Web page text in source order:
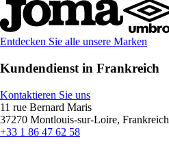
Entdecken Sie alle unsere Marken
Kundendienst in Frankreich
Kontaktieren Sie uns
11 rue Bernard Maris
37270 Montlouis-sur-Loire, Frankreich
+33 1 86 47 62 58